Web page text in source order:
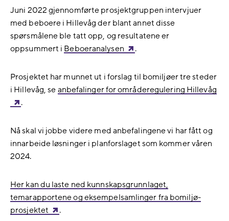
Juni 2022 gjennomførte prosjektgruppen intervjuer
med beboere i Hillevåg der blant annet disse
spørsmålene ble tatt opp, og resultatene er
oppsummert i Beboeranalysen .
Prosjektet har munnet ut i forslag til bomiljøer tre steder
i Hillevåg, se anbefalinger for områderegulering Hillevåg
.
Nå skal vi jobbe videre med anbefalingene vi har fått og
innarbeide løsninger i planforslaget som kommer våren
2024.
Her kan du laste ned kunnskapsgrunnlaget,
temarapportene og eksempelsamlinger fra bomiljø-
prosjektet
.